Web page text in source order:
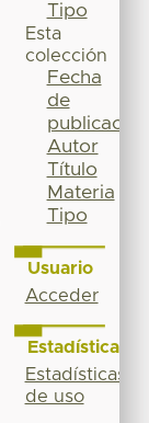
Tipo
Esta
colección
Fecha
de
publicación
Autor
Título
Materia
Tipo
Usuario
Acceder
Estadísticas
Estadísticas
de uso